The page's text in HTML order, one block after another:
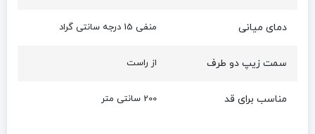
دمای میانی منفی 15 درجه سانتی گراد
سمت زیپ دو طرف از راست
مناسب برای قد 200 سانتی متر